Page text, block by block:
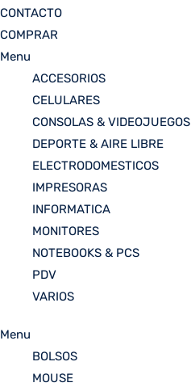
CONTACTO
COMPRAR
Menu
ACCESORIOS
CELULARES
CONSOLAS & VIDEOJUEGOS
DEPORTE & AIRE LIBRE
ELECTRODOMESTICOS
IMPRESORAS
INFORMATICA
MONITORES
NOTEBOOKS & PCS
PDV
VARIOS
Menu
BOLSOS
MOUSE